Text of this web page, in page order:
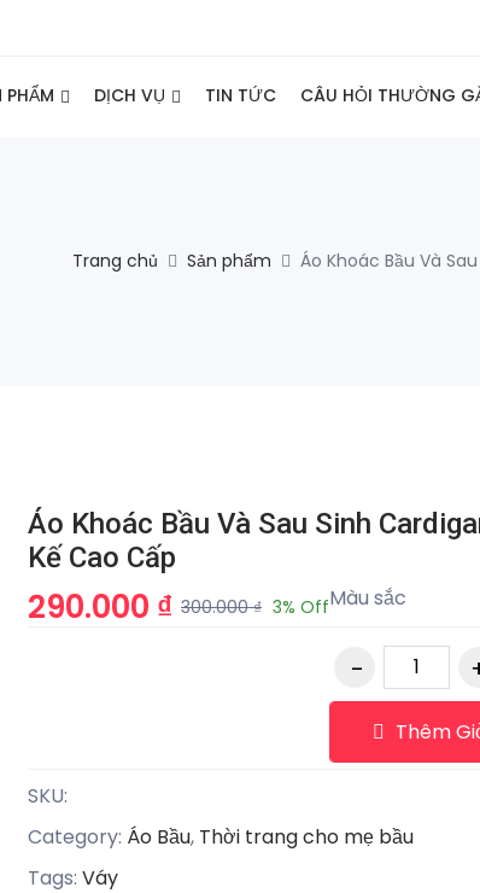
PHẨM DỊCH VỤ TIN TỨC CÂU HỎI THƯỜNG
Trang chủ Sản phẩm Áo Khoác Bầu Và
Áo Khoác Bầu Và Sau Sinh
Kế Cao Cấp
290.000 ₫ 300.000 ₫ 3% OffMàu sắc
Thêm
SKU:
Category: Áo Bầu, Thời trang cho mẹ bầu
Tags: Váy